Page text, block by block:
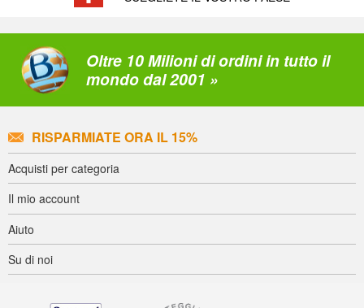
Oltre 10 Milioni di ordini in tutto il
mondo dal 2001 »
RISPARMIATE ORA IL 15%
Acquisti per categoria
Il mio account
Aiuto
Su di noi